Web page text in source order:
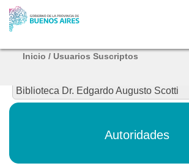
Mi
Inicio / Usuarios Suscriptos
Biblioteca Dr. Edgardo Augusto Scotti
Autoridades